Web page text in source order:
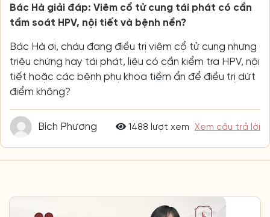
Bác Hà giải đáp: Viêm cổ tử cung tái phát có cần
tầm soát HPV, nội tiết và bệnh nền?
Bác Hà ơi, cháu đang điều trị viêm cổ tử cung nhưng
triệu chứng hay tái phát, liệu có cần kiểm tra HPV, nội
tiết hoặc các bệnh phụ khoa tiềm ẩn để điều trị dứt
điểm không?
Bích Phương 1488 lượt xem Xem câu trả lời